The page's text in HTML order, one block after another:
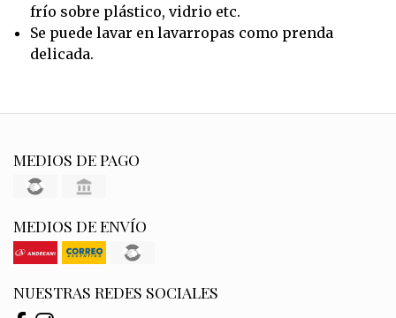
frío sobre plástico, vidrio etc.
Se puede lavar en lavarropas como prenda
delicada.
MEDIOS DE PAGO
MEDIOS DE ENVÍO
NUESTRAS REDES SOCIALES